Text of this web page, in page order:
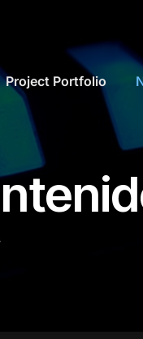
Project Portfolio